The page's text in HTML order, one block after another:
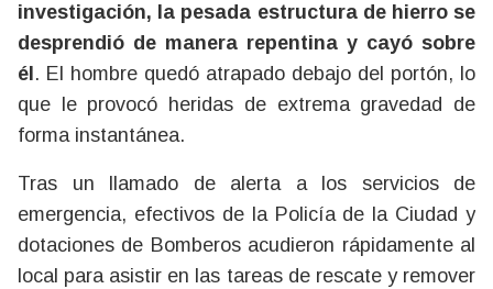
investigación, la pesada estructura de hierro se
desprendió de manera repentina y cayó sobre
él . El hombre quedó atrapado debajo del portón, lo
que le provocó heridas de extrema gravedad de
forma instantánea.
Tras un llamado de alerta a los servicios de
emergencia, efectivos de la Policía de la Ciudad y
dotaciones de Bomberos acudieron rápidamente al
local para asistir en las tareas de rescate y remover